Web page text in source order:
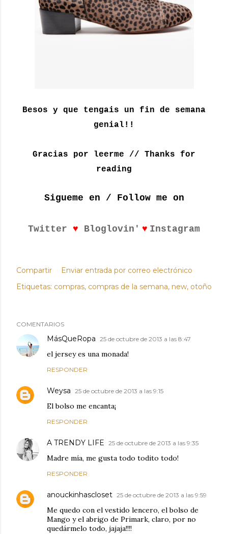
Besos y que tengais un fin de semana
genial!!
Gracias por leerme // Thanks for
reading
Sigueme en / Follow me on
Twitter ♥ Bloglovin' ♥ Instagram
Compartir
Enviar entrada por correo electrónico
Etiquetas: compras compras de la semana new otoño
COMENTARIOS
MásQueRopa 25 de octubre de 2013 a las 8:47
el jersey es una monada!
RESPONDER
Weysa 25 de octubre de 2013 a las 9:15
El bolso me encanta¡
RESPONDER
A TRENDY LIFE 25 de octubre de 2013 a las 9:35
Madre mía, me gusta todo todito todo!
RESPONDER
anouckinhascloset 25 de octubre de 2013 a las 9:59
Me quedo con el vestido lencero, el bolso de
Mango y el abrigo de Primark, claro, por no
quedármelo todo, jajaja!!!!